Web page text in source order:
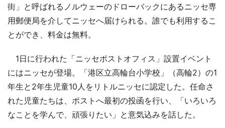
街」と呼ばれるノルウェーのドローバックにあるニッセ専
用郵便局を介してニッセへ届けられる。誰でも利用するこ
とができ、料金は無料。
1日に行われた「ニッセポストオフィス」設置イベント
にはニッセが登場。「港区立高輪台小学校」（高輪2）の1
年生と2年生児童10人をリトルニッセに認定した。任命さ
れた児童たちは、ポストへ最初の投函を行い、「いろいろ
なことを学んで、頑張りたい」と意気込みを話した。